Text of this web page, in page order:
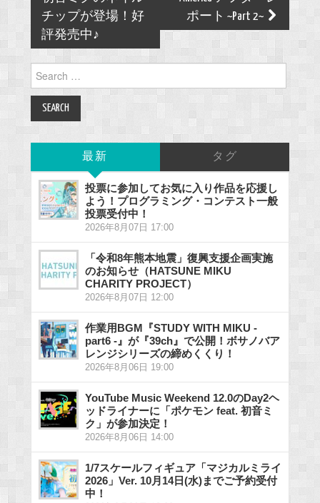
チップが登場！好
評発売中♪
ポート ~Part 2~
for:
最新 タグ
投票に参加してお気に入り作品を応援し
よう！プログラミング・コンテスト一般
投票受付中！
2026年8月07日 17:00
「令和8年熊本地震」復興支援企画実施
のお知らせ（HATSUNE MIKU
CHARITY PROJECT）
2026年8月07日 12:00
作業用BGM『STUDY WITH MIKU -
part6 -』が『39ch』で公開！ボサノバア
レンジシリーズの締めくくり！
2026年8月06日 19:00
YouTube Music Weekend 12.0のDay2ヘ
ッドライナーに「ポケモン feat. 初音ミ
ク」が参加決定！
2026年8月06日 14:00
1/7スケールフィギュア「マジカルミライ
2026」Ver. 10月14日(水)までご予約受付
中！